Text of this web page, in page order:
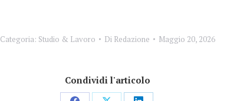
Categoria: Studio & Lavoro Di Redazione Maggio 20, 2026
Condividi l'articolo